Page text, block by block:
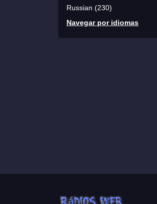
Russian (230)
Navegar por idiomas